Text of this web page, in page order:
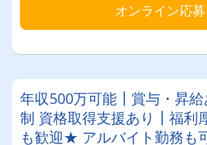
オンライン応募
年収500万可能┃賞与・昇
制 資格取得支援あり┃福利
も歓迎★ アルバイト勤務も